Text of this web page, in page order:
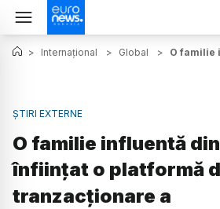
> Internațional > Global > O familie
ȘTIRI EXTERNE
O familie influentă
înființat o platformă
tranzacționare a